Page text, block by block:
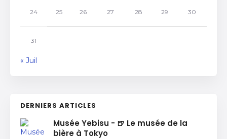
24 25 26 27 28 29 30
31
« Juil
DERNIERS ARTICLES
Musée Yebisu - 🍺 Le musée de la
bière à Tokyo